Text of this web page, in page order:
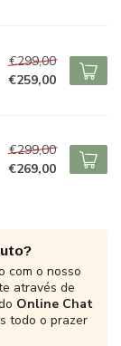
€299,00
€259,00
€299,00
€269,00
com o nosso
através de
Online Chat
todo o prazer